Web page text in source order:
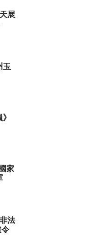
展
玉
家
法
令